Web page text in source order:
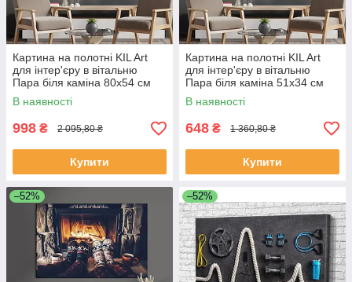
Картина на полотні KIL Art
для інтер'єру в вітальню
Пара біля каміна 80x54 см
(522-1)
В наявності
998 ₴ 2 095,80 ₴
Купити
Картина на полотні KIL Art
для інтер'єру в вітальню
Пара біля каміна 51x34 см
(522-1)
В наявності
648 ₴ 1 360,80 ₴
Купити
–52% –52%